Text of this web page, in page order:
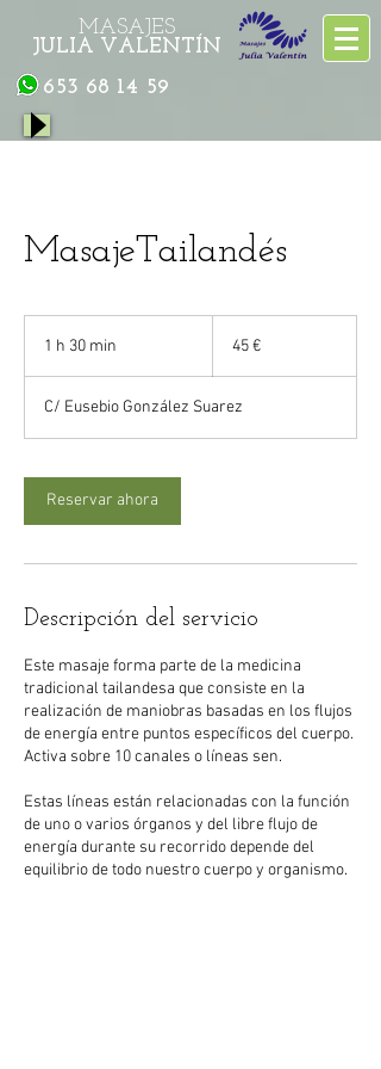
MASAJES
JULIA VALENTÍN
653 68 14 59
MasajeTailandés
1 h 30 min
0
i
n
45 €
C/ Eusebio González Suarez
Reservar ahora
Descripción del servicio
Este masaje forma parte de la medicina
tradicional tailandesa que consiste en la
realización de maniobras basadas en los flujos
de energía entre puntos específicos del cuerpo.
Activa sobre 10 canales o líneas sen.
Estas líneas están relacionadas con la función
de uno o varios órganos y del libre flujo de
energía durante su recorrido depende del
equilibrio de todo nuestro cuerpo y organismo.